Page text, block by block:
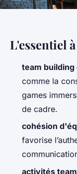
L'essentiel
team building
comme la
games
de cadre.
cohésion
favorise
activités